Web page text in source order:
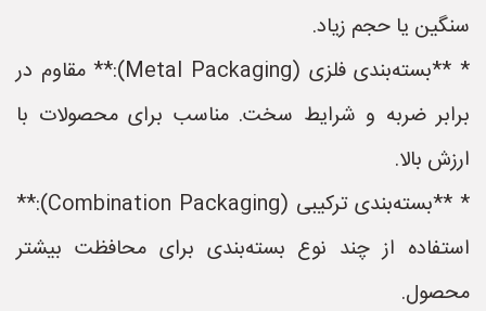
سنگین یا حجم زیاد.
* **بسته‌بندی فلزی (Metal Packaging):** مقاوم در
برابر ضربه و شرایط سخت. مناسب برای محصولات با
ارزش بالا.
* **بسته‌بندی ترکیبی (Combination Packaging):**
استفاده از چند نوع بسته‌بندی برای محافظت بیشتر
محصول.